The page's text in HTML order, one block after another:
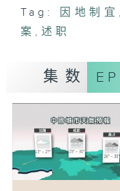
Tag: 因地制宜 ,
案 ,述职
集数